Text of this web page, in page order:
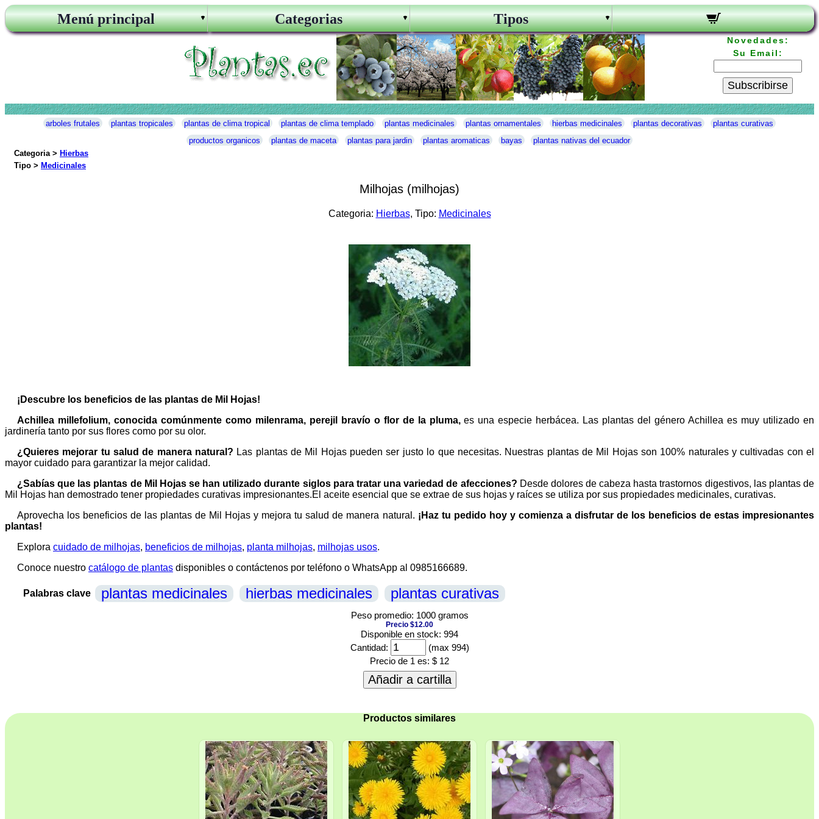
Menú principal Categorias Tipos
Novedades:
Su Email:
Subscribirse
arboles frutales plantas tropicales plantas de clima tropical plantas de clima templado plantas medicinales plantas ornamentales hierbas medicinales plantas decorativas
plantas curativas
productos organicos
plantas de maceta plantas para jardin plantas aromaticas bayas
plantas nativas del ecuador
Categoria > Hierbas
Tipo > Medicinales
Milhojas (milhojas)
Categoria: Hierbas, Tipo: Medicinales
¡Descubre los beneficios de las plantas de Mil Hojas!
Achillea millefolium, conocida comúnmente como milenrama, perejil bravío o flor de la pluma,​es una especie herbácea. Las plantas del género Achillea es muy utilizado en
jardinería tanto por sus flores como por su olor.
¿Quieres mejorar tu salud de manera natural? Las plantas de Mil Hojas pueden ser justo lo que necesitas. Nuestras plantas de Mil Hojas son 100% naturales y cultivadas con el
mayor cuidado para garantizar la mejor calidad.
¿Sabías que las plantas de Mil Hojas se han utilizado durante siglos para tratar una variedad de afecciones? Desde dolores de cabeza hasta trastornos digestivos, las plantas de
Mil Hojas han demostrado tener propiedades curativas impresionantes.El aceite esencial que se extrae de sus hojas y raíces se utiliza por sus propiedades medicinales, curativas.
Aprovecha los beneficios de las plantas de Mil Hojas y mejora tu salud de manera natural. ¡Haz tu pedido hoy y comienza a disfrutar de los beneficios de estas impresionantes
plantas!
Explora cuidado de milhojas, beneficios de milhojas, planta milhojas, milhojas usos.
Conoce nuestro catálogo de plantas disponibles o contáctenos por teléfono o WhatsApp al 0985166689.
Palabras clave plantas medicinales hierbas medicinales plantas curativas
Peso promedio: 1000 gramos
Precio $12.00
Disponible en stock: 994
Cantidad:
(max 994)
Precio de 1 es: $ 12
Añadir a cartilla
Productos similares